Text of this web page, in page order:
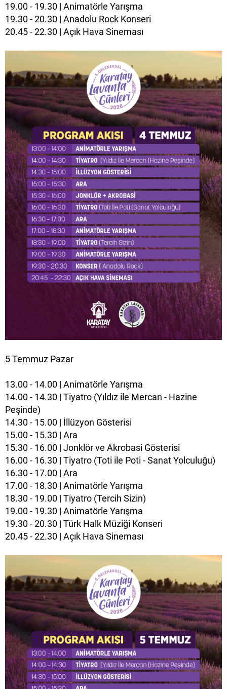
19.00 - 19.30 | Animatörle Yarışma
19.30 - 20.30 | Anadolu Rock Konseri
20.45 - 22.30 | Açık Hava Sineması
5 Temmuz Pazar
13.00 - 14.00 | Animatörle Yarışma
14.00 - 14.30 | Tiyatro (Yıldız ile Mercan - Hazine
Peşinde)
14.30 - 15.00 | İllüzyon Gösterisi
15.00 - 15.30 | Ara
15.30 - 16.00 | Jonklör ve Akrobasi Gösterisi
16.00 - 16.30 | Tiyatro (Toti ile Poti - Sanat Yolculuğu)
16.30 - 17.00 | Ara
17.00 - 18.30 | Animatörle Yarışma
18.30 - 19.00 | Tiyatro (Tercih Sizin)
19.00 - 19.30 | Animatörle Yarışma
19.30 - 20.30 | Türk Halk Müziği Konseri
20.45 - 22.30 | Açık Hava Sineması